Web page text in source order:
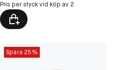
Pris per styck vid köp av 2
Spara 25%